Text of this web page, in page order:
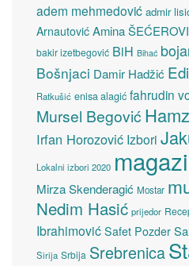
adem mehmedović admir
Arnautović Amina
bakir izetbegović BiH Bihać
Bošnjaci Damir Hadžić
Ratkušić enisa alagić fahrudin
Mursel Begović
Irfan Horozović Izbori
Lokalni izbori 2020
Mirza Skenderagić Mostar
Nedim Hasić prijedor
Ibrahimović Safet Pozder
Sirija Srbija Srebrenica